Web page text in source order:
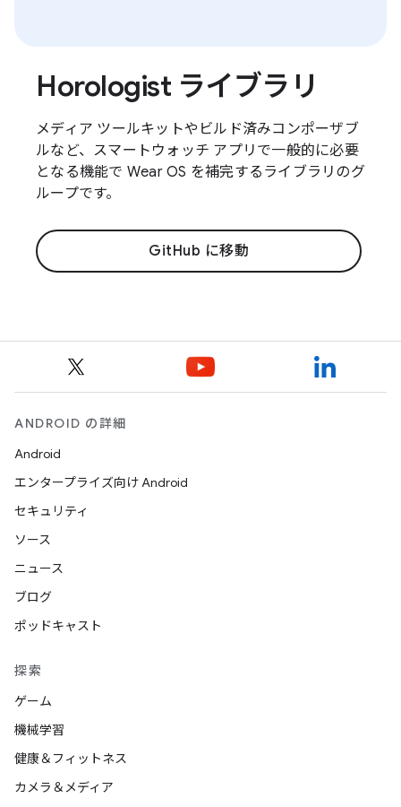
Horologist ライブラリ
メディア ツールキットやビルド済みコンポーザブ
ルなど、スマートウォッチ アプリで一般的に必要
となる機能で Wear OS を補完するライブラリのグ
ループです。
GitHub に移動
ANDROID の詳細
Android
エンタープライズ向け Android
セキュリティ
ソース
ニュース
ブログ
ポッドキャスト
探索
ゲーム
機械学習
健康＆フィットネス
カメラ＆メディア